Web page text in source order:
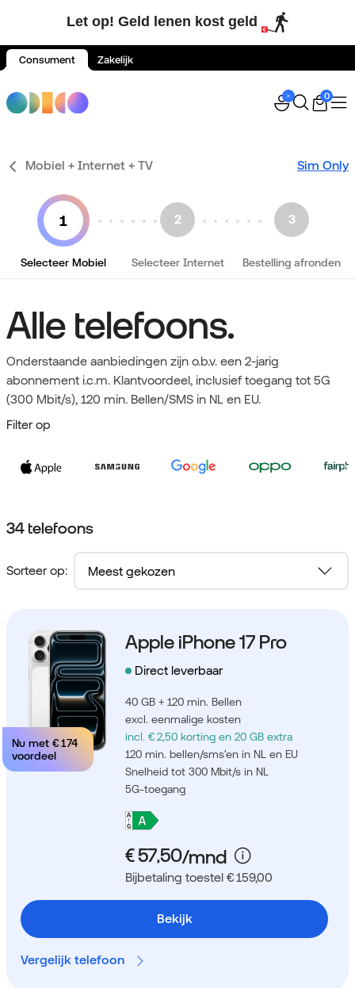
Let op! Geld lenen kost geld
Consument Zakelijk
0
Mobiel + Internet + TV Sim Only
Selecteer Mobiel Selecteer Internet Bestelling afronden
Alle telefoons.
Onderstaande aanbiedingen zijn o.b.v. een 2-jarig
abonnement i.c.m. Klantvoordeel, inclusief toegang tot 5G
(300 Mbit/s), 120 min. Bellen/SMS in NL en EU.
Filter op
34 telefoons
Sorteer op:
Nu met € 174
voordeel
Apple iPhone 17 Pro
Direct leverbaar
40 GB + 120 min. Bellen
excl. eenmalige kosten
incl. € 2,50 korting en 20 GB extra
120 min. bellen/sms'en in NL en EU
Snelheid tot 300 Mbit/s in NL
5G-toegang
Bijbetaling toestel € 159,00
Bekijk
Vergelijk telefoon